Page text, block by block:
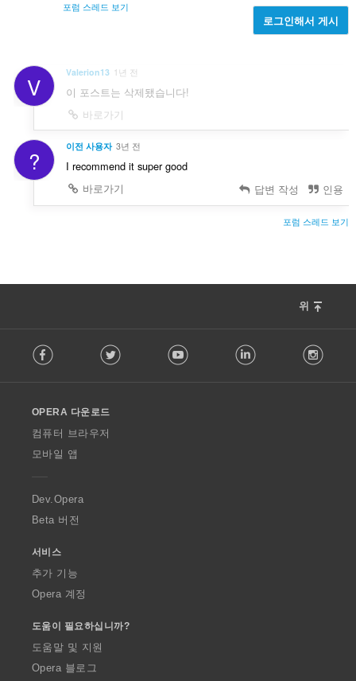
포럼 스레드 보기
로그인해서 게시
V Valerion13 1년 전
이 포스트는 삭제됐습니다!
바로가기
? 이전 사용자 3년 전
I recommend it super good
바로가기
답변 작성 인용
포럼 스레드 보기
위
o
w
O
p
a
Facebook Twitter Youtube LinkedIn
OPERA 다운로드
컴퓨터 브라우저
모바일 앱
Dev.Opera
Beta 버전
서비스
추가 기능
Opera 계정
도움이 필요하십니까?
도움말 및 지원
Opera 블로그